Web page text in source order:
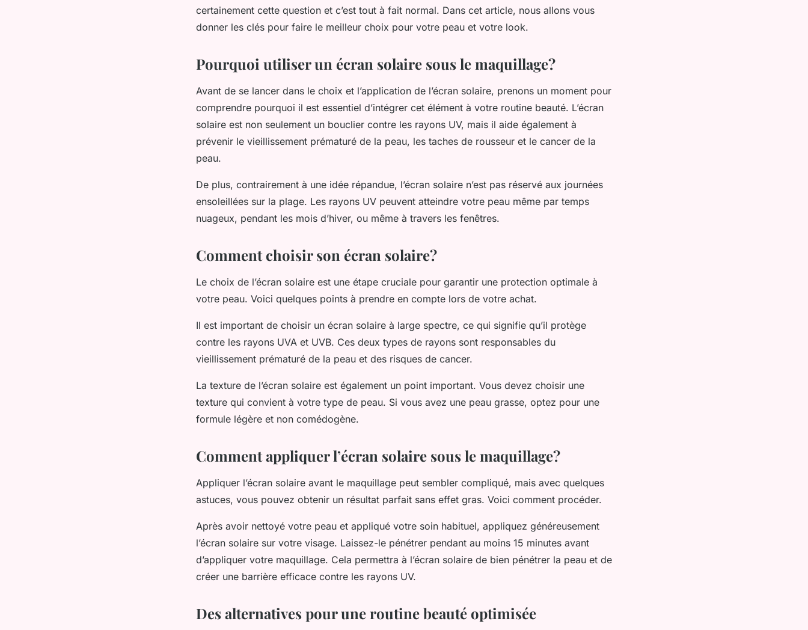
certainement cette question et c’est tout à fait normal. Dans cet article, nous allons vous
donner les clés pour faire le meilleur choix pour votre peau et votre look.
Pourquoi utiliser un écran solaire sous le maquillage?
Avant de se lancer dans le choix et l’application de l’écran solaire, prenons un moment pour
comprendre pourquoi il est essentiel d’intégrer cet élément à votre routine beauté. L’écran
solaire est non seulement un bouclier contre les rayons UV, mais il aide également à
prévenir le vieillissement prématuré de la peau, les taches de rousseur et le cancer de la
peau.
De plus, contrairement à une idée répandue, l’écran solaire n’est pas réservé aux journées
ensoleillées sur la plage. Les rayons UV peuvent atteindre votre peau même par temps
nuageux, pendant les mois d’hiver, ou même à travers les fenêtres.
Comment choisir son écran solaire?
Le choix de l’écran solaire est une étape cruciale pour garantir une protection optimale à
votre peau. Voici quelques points à prendre en compte lors de votre achat.
Il est important de choisir un écran solaire à large spectre, ce qui signifie qu’il protège
contre les rayons UVA et UVB. Ces deux types de rayons sont responsables du
vieillissement prématuré de la peau et des risques de cancer.
La texture de l’écran solaire est également un point important. Vous devez choisir une
texture qui convient à votre type de peau. Si vous avez une peau grasse, optez pour une
formule légère et non comédogène.
Comment appliquer l’écran solaire sous le maquillage?
Appliquer l’écran solaire avant le maquillage peut sembler compliqué, mais avec quelques
astuces, vous pouvez obtenir un résultat parfait sans effet gras. Voici comment procéder.
Après avoir nettoyé votre peau et appliqué votre soin habituel, appliquez généreusement
l’écran solaire sur votre visage. Laissez-le pénétrer pendant au moins 15 minutes avant
d’appliquer votre maquillage. Cela permettra à l’écran solaire de bien pénétrer la peau et de
créer une barrière efficace contre les rayons UV.
Des alternatives pour une routine beauté optimisée